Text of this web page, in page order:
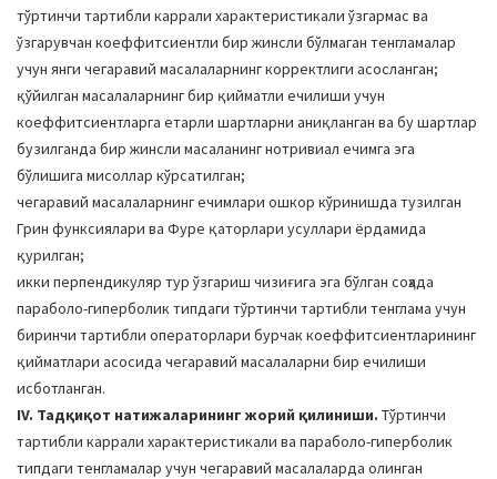
тўртинчи тартибли каррали характеристикали ўзгармас ва
ўзгарувчан коеффитсиентли бир жинсли бўлмаган тенгламалар
учун янги чегаравий масалаларнинг корректлиги асосланган;
қўйилган масалаларнинг бир қийматли ечилиши учун
коеффитсиентларга етарли шартларни аниқланган ва бу шартлар
бузилганда бир жинсли масаланинг нотривиал ечимга эга
бўлишига мисоллар кўрсатилган;
чегаравий масалаларнинг ечимлари ошкор кўринишда тузилган
Грин функсиялари ва Фуре қаторлари усуллари ёрдамида
қурилган;
икки перпендикуляр тур ўзгариш чизиғига эга бўлган соҳада
параболо-гиперболик типдаги тўртинчи тартибли тенглама учун
биринчи тартибли операторлари бурчак коеффитсиентларининг
қийматлари асосида чегаравий масалаларни бир ечилиши
исботланган.
IV. Тадқиқот натижаларининг жорий қилиниши. Тўртинчи
тартибли каррали характеристикали ва параболо-гиперболик
типдаги тенгламалар учун чегаравий масалаларда олинган